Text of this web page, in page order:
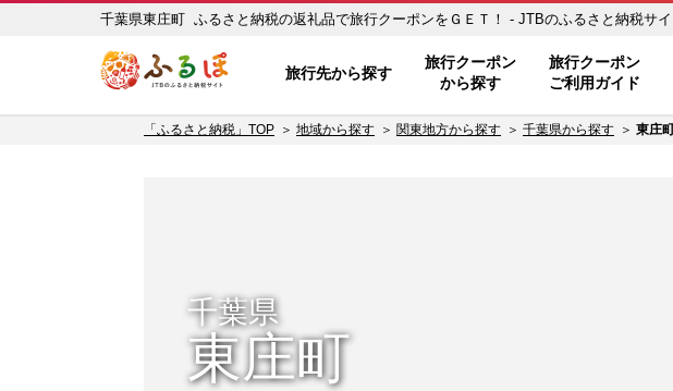
千葉県東庄町 ふるさと納税の返礼品で旅行クーポンをＧＥＴ！ - JTBのふるさと納税サ
旅行先から探す
旅行クーポン
から探す
旅行クーポン
ご利用ガイド
「ふるさと納税」TOP 地域から探す 関東地方から探す 千葉県から探す 東庄
千葉県
東庄町